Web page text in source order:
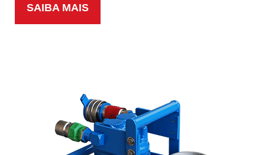
SAIBA MAIS